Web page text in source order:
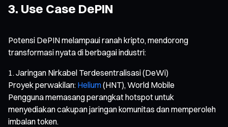
3. Use Case DePIN
Potensi DePIN melampaui ranah kripto, mendorong
transformasi nyata di berbagai industri:
Jaringan Nirkabel Terdesentralisasi (DeWi)
Proyek perwakilan: Helium(HNT), World Mobile
Pengguna memasang perangkat hotspot untuk
menyediakan cakupan jaringan komunitas dan memperoleh
imbalan token.